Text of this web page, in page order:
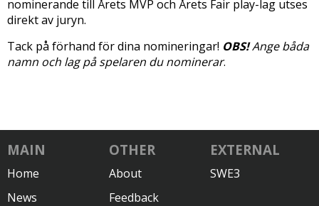
nominerande till Årets MVP och Årets Fair play-lag utses
direkt av juryn.
Tack på förhand för dina nomineringar! OBS!Ange båda
namn och lag på spelaren du nominerar.
MAIN
Home
News
OTHER
About
Feedback
EXTERNAL
SWE3